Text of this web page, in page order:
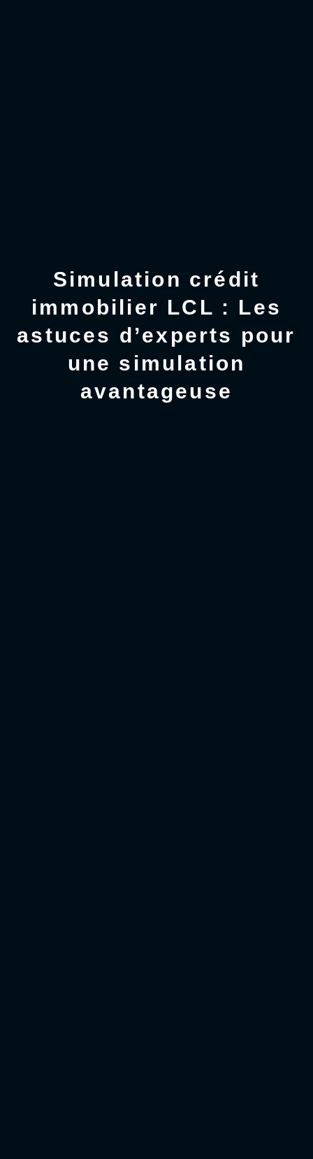
Simulation crédit
immobilier LCL : Les
astuces d’experts pour
une simulation
avantageuse